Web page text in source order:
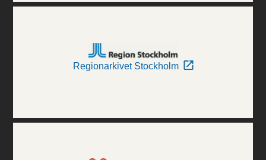
Regionarkivet Stockholm